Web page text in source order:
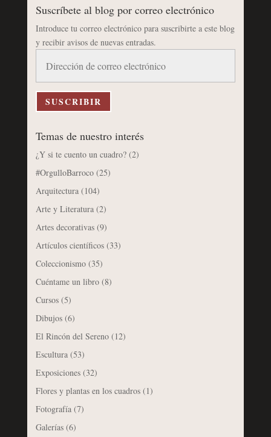
Suscríbete al blog por correo electrónico
Introduce tu correo electrónico para suscribirte a este blog
y recibir avisos de nuevas entradas.
correo
electrónico
SUSCRIBIR
Temas de nuestro interés
¿Y si te cuento un cuadro?(2)
#OrgulloBarroco(25)
Arquitectura(104)
Arte y Literatura(2)
Artes decorativas(9)
Artículos científicos(33)
Coleccionismo(35)
Cuéntame un libro(8)
Cursos(5)
Dibujos(6)
El Rincón del Sereno(12)
Escultura(53)
Exposiciones(32)
Flores y plantas en los cuadros(1)
Fotografía(7)
Galerías(6)